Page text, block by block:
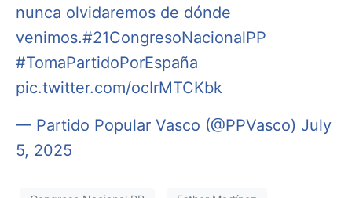
nunca olvidaremos de dónde
venimos.#21CongresoNacionalPP
#TomaPartidoPorEspaña
pic.twitter.com/ocIrMTCKbk
— Partido Popular Vasco (@PPVasco) July
5, 2025